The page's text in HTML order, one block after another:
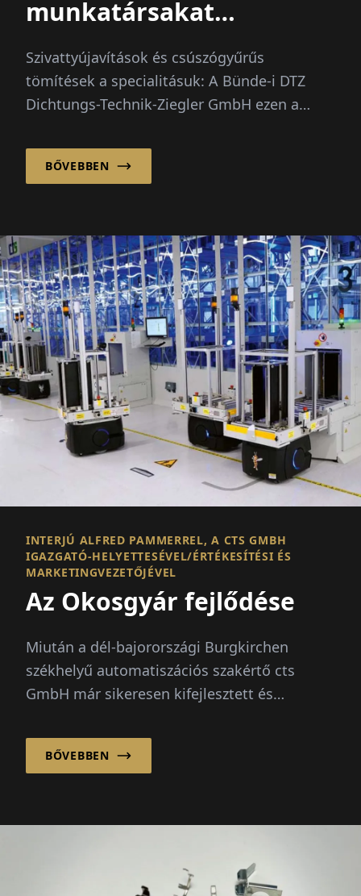
munkatársakat
Szivattyújavítások és csúszógyűrűs
tömítések a specialitásuk: A Bünde-i DTZ
Dichtungs-Technik-Ziegler GmbH ezen a
BŐVEBBEN
INTERJÚ ALFRED PAMMERREL, A CTS GMBH
IGAZGATÓ-HELYETTESÉVEL/ÉRTÉKESÍTÉSI ÉS
MARKETINGVEZETŐJÉVEL
Az Okosgyár fejlődése
Miután a dél-bajorországi Burgkirchen
székhelyű automatiszációs szakértő cts
GmbH már sikeresen kifejlesztett és
megoldásokat raktár alkalmazásokhoz...
BŐVEBBEN